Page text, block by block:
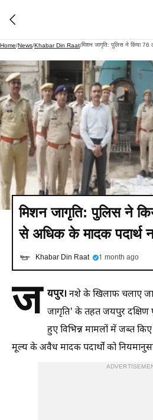
Home/News/Khabar Din Raat/मिशन जागृति: पुलिस ने किया 76
मिशन जागृति: पुलिस ने
से अधिक के मादक पदार्थ
Khabar Din Raat 1 month ago
ज यपुर। नशे के खिलाफ चलाए
जागृति' के तहत जयपुर दक्षिण
हुए विभिन्न मामलों में जब्त
मूल्य के अवैध मादक पदार्थों को